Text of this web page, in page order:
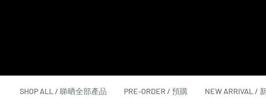
SHOP ALL / 睇晒全部產品 PRE-ORDER / 預購 NEW ARRIVAL /